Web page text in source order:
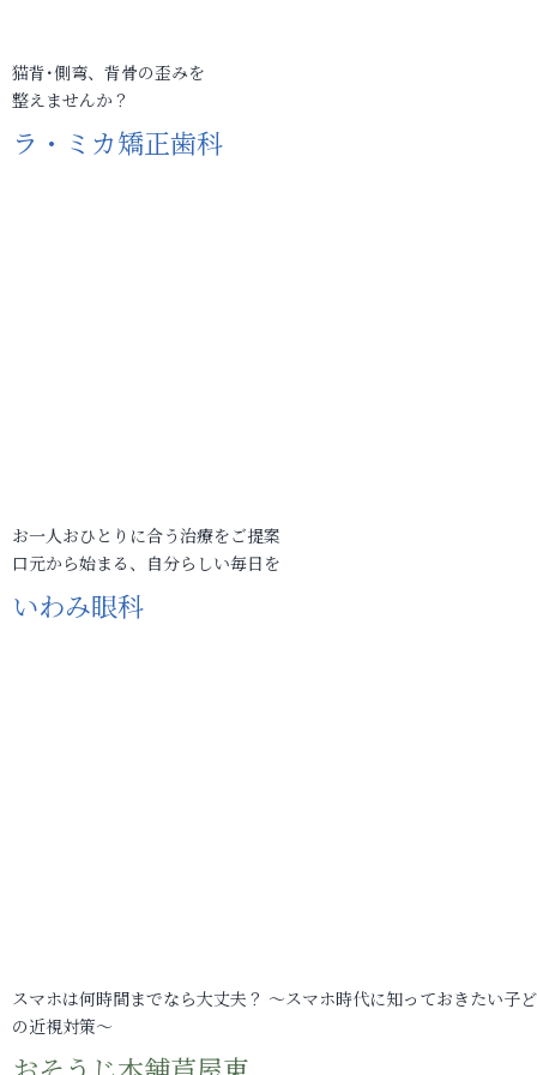
猫背･側弯、背骨の歪みを
整えませんか？
ラ・ミカ矯正歯科
お一人おひとりに合う治療をご提案
口元から始まる、自分らしい毎日を
いわみ眼科
スマホは何時間までなら大丈夫？ ～スマホ時代に知っておきたい子
の近視対策～